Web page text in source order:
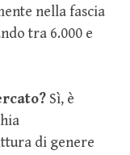
nella fascia
tra 6.000 e
Sì, è
di genere